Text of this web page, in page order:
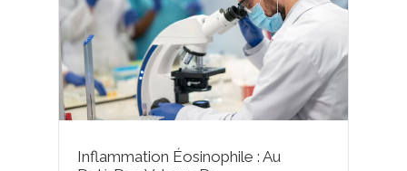
Inflammation Éosinophile : Au